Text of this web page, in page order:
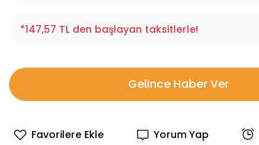
*147,57 TL den başlayan taksitlerle!
Gelince Haber Ver
Yorum Yap